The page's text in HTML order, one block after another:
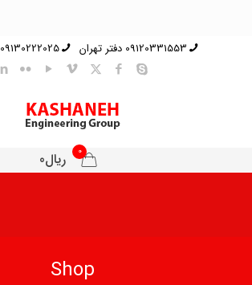
09120331553 دفتر تهران 09130222025 دفتر اصفهان
0 ریال0
Shop